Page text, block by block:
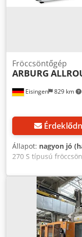
Eisingen 829 km
Fröccsöntőgép
ARBURG
Állapot: nagyon jó
270 S típusú
kerültek előállításra.
állapotban! Mindkét